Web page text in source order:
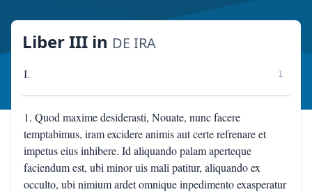
Liber III in DE IRA
I. 1
1. Quod maxime desiderasti, Nouate, nunc facere
temptabimus, iram excidere animis aut certe refrenare et
impetus eius inhibere. Id aliquando palam aperteque
faciendum est, ubi minor uis mali patitur, aliquando ex
occulto, ubi nimium ardet omnique inpedimento exasperatur